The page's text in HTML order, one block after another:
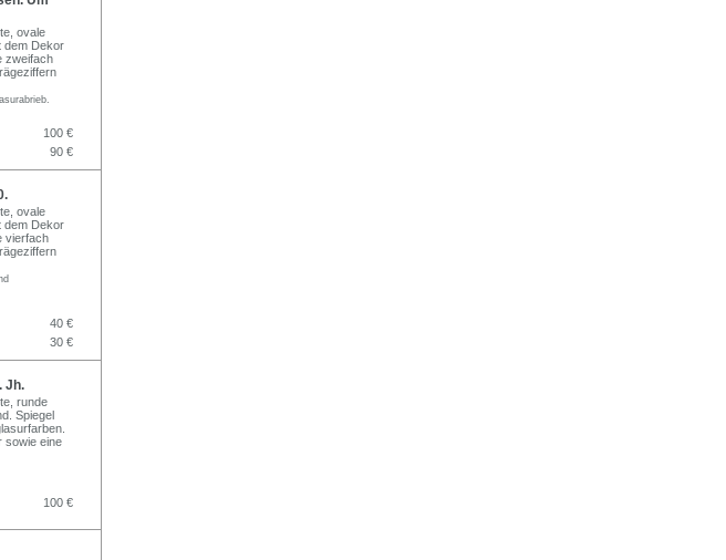
ovale
dem Dekor
zweifach
100 €
90 €
ovale
dem Dekor
vierfach
40 €
30 €
Jh.
runde
Spiegel
sowie eine
100 €